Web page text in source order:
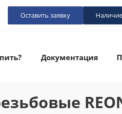
Оставить заявку
Документация